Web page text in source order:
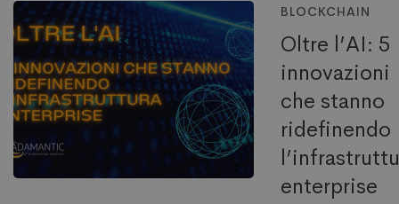
BLOCKCHAIN
Oltre l’AI: 5
innovazioni
che stanno
ridefinendo
enterprise